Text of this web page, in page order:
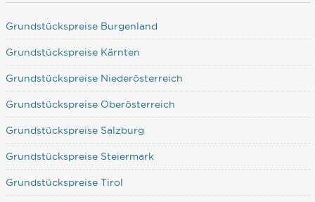
Grundstückspreise Burgenland
Grundstückspreise Kärnten
Grundstückspreise Niederösterreich
Grundstückspreise Oberösterreich
Grundstückspreise Salzburg
Grundstückspreise Steiermark
Grundstückspreise Tirol